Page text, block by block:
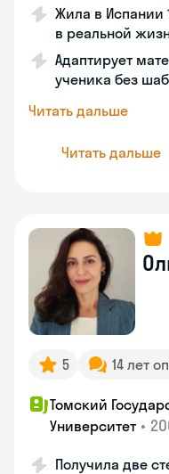
Жила в Испании
в реальной
Адаптирует
ученика без
Читать дальше
Читать дальше
5 14 лет
Томский
Университет •
Получила две